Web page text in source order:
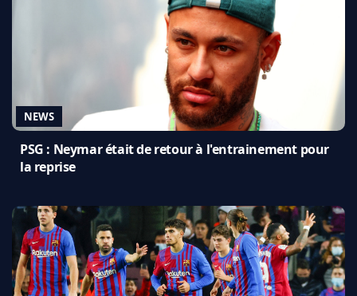
NEWS
PSG : Neymar était de retour à l'entrainement pour
la reprise